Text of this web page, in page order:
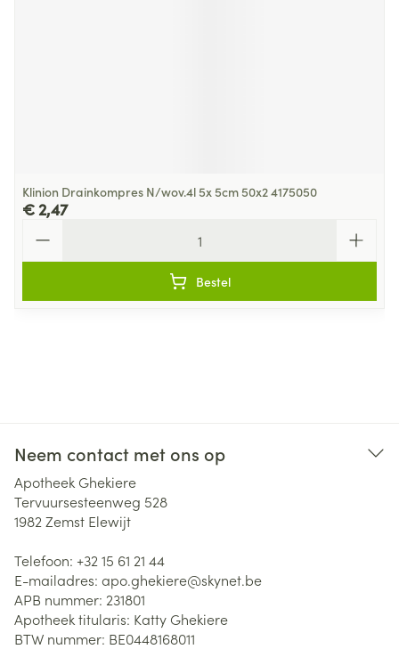
Klinion Drainkompres N/wov.4l 5x 5cm 50x2 4175050
€ 2,47
Bestel
Neem contact met ons op
Apotheek Ghekiere
Tervuursesteenweg 528
1982 Zemst Elewijt
Telefoon: +32 15 61 21 44
E-mailadres: apo.ghekiere@skynet.be
APB nummer: 231801
Apotheek titularis: Katty Ghekiere
BTW nummer: BE0448168011